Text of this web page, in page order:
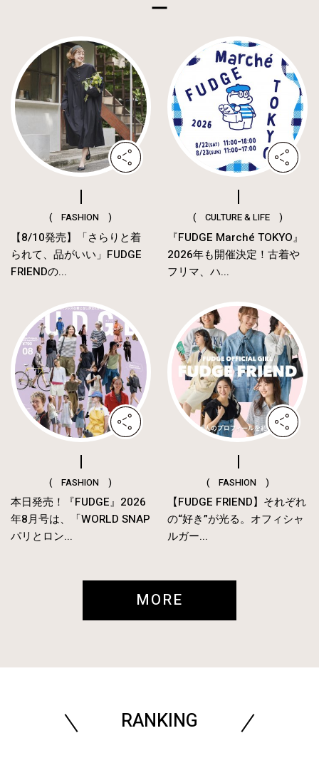
( FASHION )
【8/10発売】「さらりと着
られて、品がいい」FUDGE
FRIENDの...
( CULTURE & LIFE )
『FUDGE Marché TOKYO』
2026年も開催決定！古着や
フリマ、ハ...
( FASHION )
本日発売！『FUDGE』2026
年8月号は、「WORLD SNAP
パリとロン...
( FASHION )
【FUDGE FRIEND】それぞれ
の“好き”が光る。オフィシャ
ルガー...
MORE
RANKING